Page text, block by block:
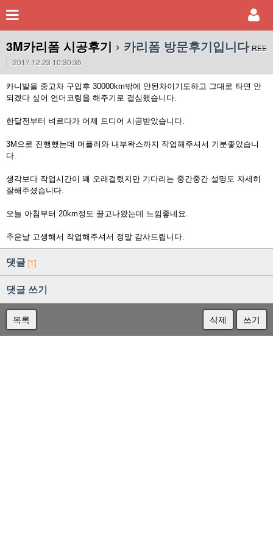
3M카리폼 시공후기 › 카리폼 방문후기입니다 REE
2017.12.23 10:30:35
카니발을 중고차 구입후 30000km밖에 안된차이기도하고 그대로 타면 안
되겠다 싶어 언더코팅을 해주기로 결심했습니다.
한달전부터 벼르다가 어제 드디어 시공받았습니다.
3M으로 진행했는데 머플러와 내부왁스까지 작업해주셔서 기분좋았습니
다.
생각보다 작업시간이 꽤 오래걸렸지만 기다리는 중간중간 설명도 자세히
잘해주셨습니다.
오늘 아침부터 20km정도 끌고나왔는데 느낌좋네요.
추운날 고생해서 작업해주셔서 정말 감사드립니다.
댓글 [1]
댓글 쓰기
목록 쓰기
삭제